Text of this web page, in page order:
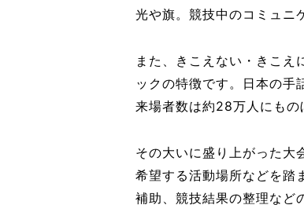
光や旗。競技中のコミュニ
また、きこえない・きこ
ックの特徴です。日本の手
来場者数は約28万人にもの
その大いに盛り上がった大
希望する活動場所などを踏
補助、競技結果の整理など